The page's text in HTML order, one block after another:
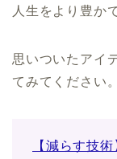
人生をより豊か
思いついたアイ
てみてください。
【減らす技